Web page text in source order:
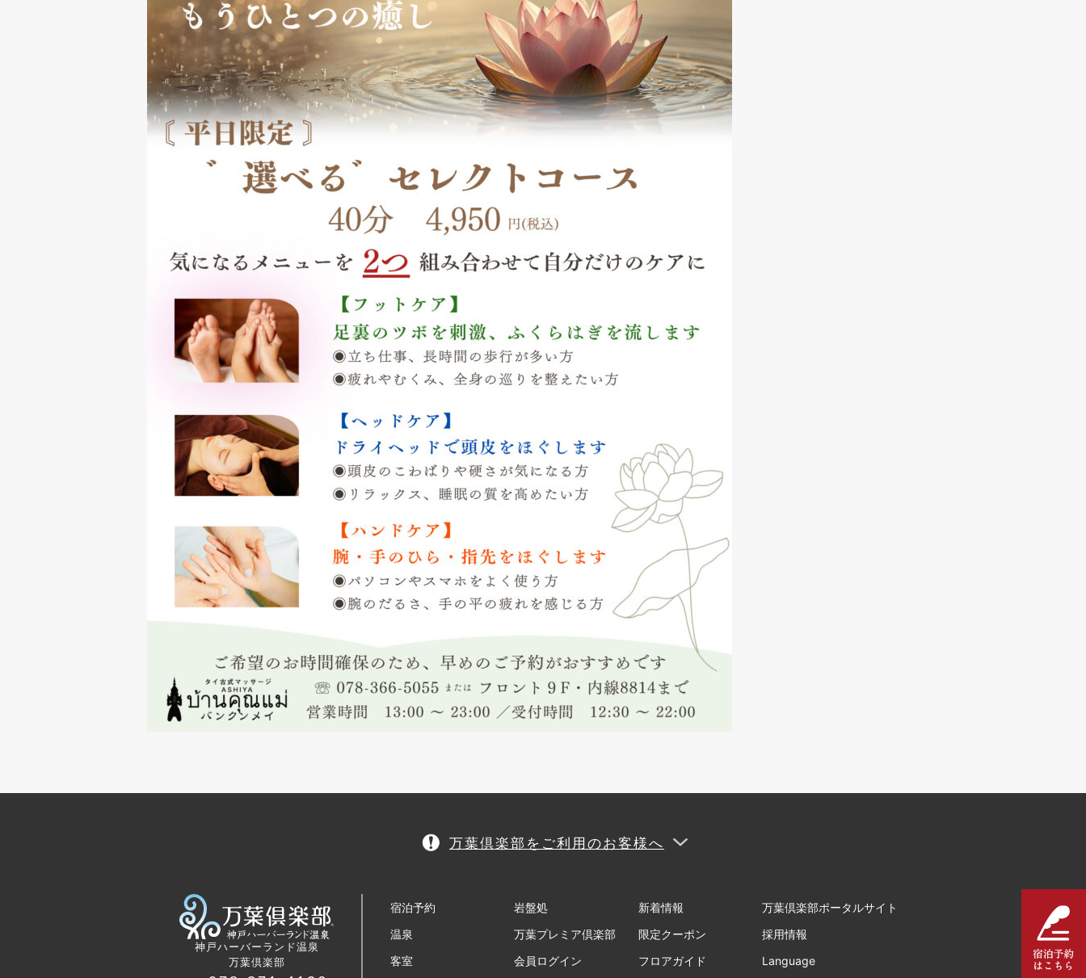
万葉倶楽部をご利用のお客様へ
神戸ハーバーランド温泉
万葉倶楽部
宿泊予約
温泉
客室
岩盤処
万葉プレミア倶楽部
会員ログイン
新着情報
限定クーポン
フロアガイド
万葉倶楽部ポータルサイト
採用情報
Language